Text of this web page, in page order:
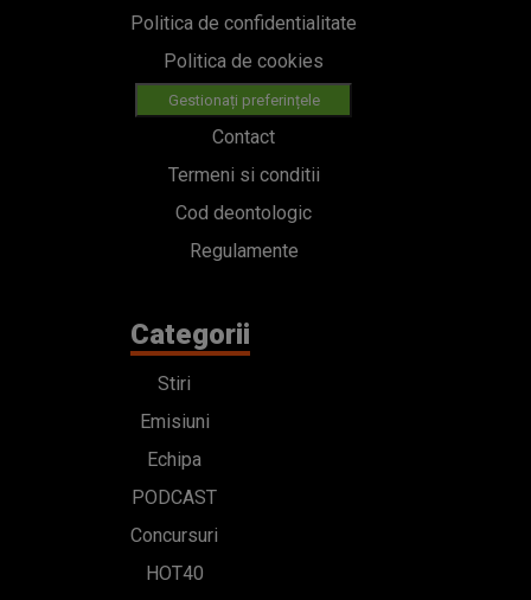
Politica de confidentialitate
Politica de cookies
Gestionați preferințele
Contact
Termeni si conditii
Cod deontologic
Regulamente
Categorii
Stiri
Emisiuni
Echipa
PODCAST
Concursuri
HOT40